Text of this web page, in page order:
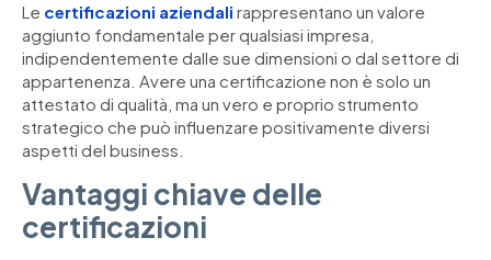
Le certificazioni aziendali rappresentano un valore
aggiunto fondamentale per qualsiasi impresa,
indipendentemente dalle sue dimensioni o dal settore di
appartenenza. Avere una certificazione non è solo un
attestato di qualità, ma un vero e proprio strumento
strategico che può influenzare positivamente diversi
aspetti del business.
Vantaggi chiave delle
certificazioni